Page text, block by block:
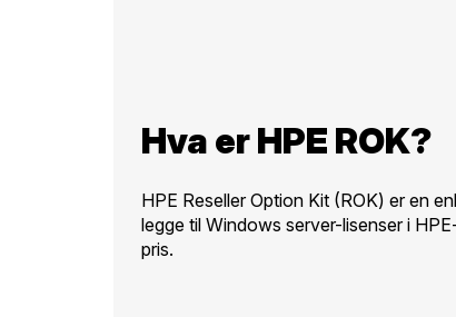
Hva er HPE ROK?
HPE Reseller Option Kit (ROK) er en
legge til Windows server-lisenser i
pris.